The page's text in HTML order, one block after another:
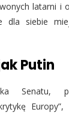
latarni i
dla siebie
Putin
Senatu,